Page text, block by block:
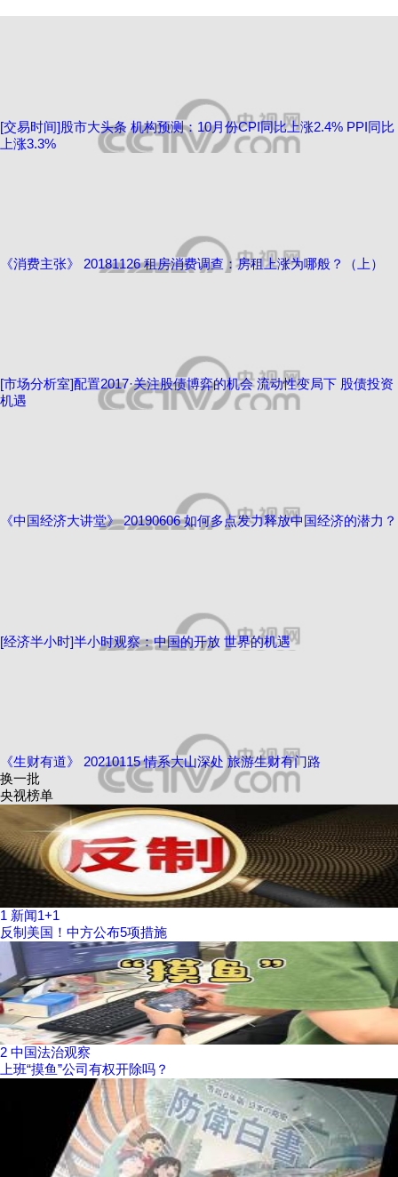
[交易时间]股市大头条 机构预测：10月份CPI同比上涨2.4% PPI同比
上涨3.3%
《消费主张》 20181126 租房消费调查：房租上涨为哪般？（上）
[市场分析室]配置2017·关注股债博弈的机会 流动性变局下 股债投资
机遇
《中国经济大讲堂》 20190606 如何多点发力释放中国经济的潜力？
[经济半小时]半小时观察：中国的开放 世界的机遇
《生财有道》 20210115 情系大山深处 旅游生财有门路
换一批
央视榜单
1 新闻1+1
反制美国！中方公布5项措施
2 中国法治观察
上班“摸鱼”公司有权开除吗？